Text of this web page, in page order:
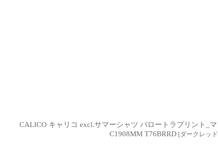
CALICO キャリコ excl.サマーシャツ バロートラプリント_
C1908MM T76BRRD [ダークレッド